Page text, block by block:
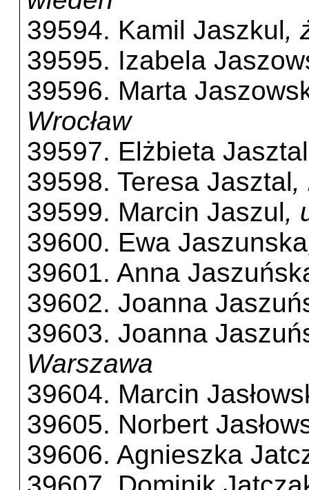
39594. Kamil Jaszkul,
39595. Izabela
39596. Marta
Wrocław
39597. Elżbieta Jasztal
39598. Teresa Jasztal,
39599. Marcin Jaszul,
39600. Ewa Jaszunska
39601. Anna
39602. Joanna
39603. Joanna
Warszawa
39604. Marcin
39605. Norbert
39606. Agnieszka